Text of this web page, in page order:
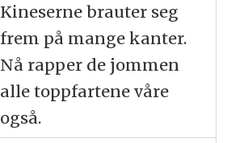
Kineserne brauter seg
frem på mange kanter.
Nå rapper de jommen
alle toppfartene våre
også.